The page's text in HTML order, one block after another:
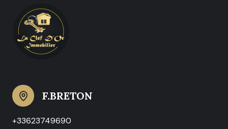
F.BRETON
+33623749690